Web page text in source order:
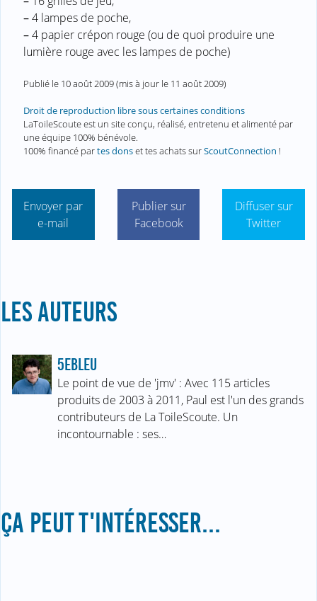
–4 lampes de poche,
–4 papier crépon rouge (ou de quoi produire une
lumière rouge avec les lampes de poche)
Publié le 10 août 2009(mis à jour le 11 août 2009)
Droit de reproduction libre sous certaines conditions
LaToileScoute est un site conçu, réalisé, entretenu et alimenté par
une équipe 100% bénévole.
100% financé partes donset tes achats surScoutConnection !
Envoyer par
e-mail
Publier sur
Facebook
Diffuser sur
Twitter
LES AUTEURS
5EBLEU
Le point de vue de 'jmv' : Avec 115 articles
produits de 2003 à 2011, Paul est l'un des grands
contributeurs de La ToileScoute. Un
incontournable : ses…
ÇA PEUT T'INTÉRESSER...